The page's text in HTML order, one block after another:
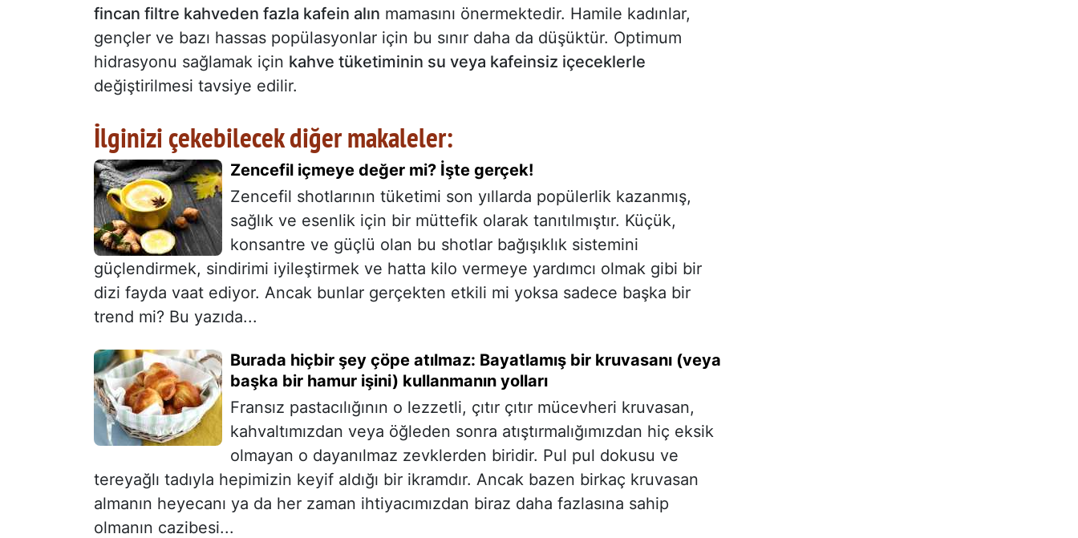
fincan filtre kahveden fazla kafein alın mamasını önermektedir. Hamile kadınlar,
gençler ve bazı hassas popülasyonlar için bu sınır daha da düşüktür. Optimum
hidrasyonu sağlamak için kahve tüketiminin su veya kafeinsiz içeceklerle
değiştirilmesi tavsiye edilir.
İlginizi çekebilecek diğer makaleler:
Zencefil içmeye değer mi? İşte gerçek!
Zencefil shotlarının tüketimi son yıllarda popülerlik kazanmış,
sağlık ve esenlik için bir müttefik olarak tanıtılmıştır. Küçük,
konsantre ve güçlü olan bu shotlar bağışıklık sistemini
güçlendirmek, sindirimi iyileştirmek ve hatta kilo vermeye yardımcı olmak gibi bir
dizi fayda vaat ediyor. Ancak bunlar gerçekten etkili mi yoksa sadece başka bir
trend mi? Bu yazıda...
Burada hiçbir şey çöpe atılmaz: Bayatlamış bir kruvasanı (veya
başka bir hamur işini) kullanmanın yolları
Fransız pastacılığının o lezzetli, çıtır çıtır mücevheri kruvasan,
kahvaltımızdan veya öğleden sonra atıştırmalığımızdan hiç eksik
olmayan o dayanılmaz zevklerden biridir. Pul pul dokusu ve
tereyağlı tadıyla hepimizin keyif aldığı bir ikramdır. Ancak bazen birkaç kruvasan
almanın heyecanı ya da her zaman ihtiyacımızdan biraz daha fazlasına sahip
olmanın cazibesi...